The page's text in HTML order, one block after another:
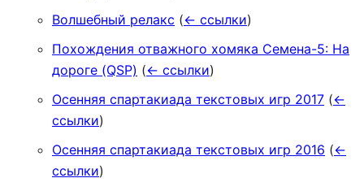
Волшебный релакс (← ссылки)
Похождения отважного хомяка Семена-5: На
дороге (QSP) (← ссылки)
Осенняя спартакиада текстовых игр 2017 (←
ссылки)
Осенняя спартакиада текстовых игр 2016 (←
ссылки)